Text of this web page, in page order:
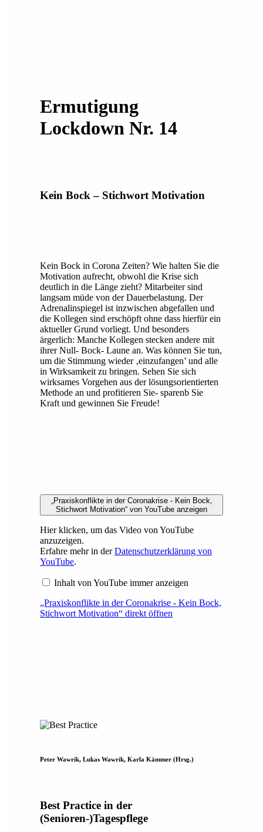
Ermutigung
Lockdown Nr. 14
Kein Bock – Stichwort Motivation
Kein Bock in Corona Zeiten? Wie halten Sie die
Motivation aufrecht, obwohl die Krise sich
deutlich in die Länge zieht? Mitarbeiter sind
langsam müde von der Dauerbelastung. Der
Adrenalinspiegel ist inzwischen abgefallen und
die Kollegen sind erschöpft ohne dass hierfür ein
aktueller Grund vorliegt. Und besonders
ärgerlich: Manche Kollegen stecken andere mit
ihrer Null- Bock- Laune an. Was können Sie tun,
um die Stimmung wieder ‚einzufangen’ und alle
in Wirksamkeit zu bringen. Sehen Sie sich
wirksames Vorgehen aus der lösungsorientierten
Methode an und profitieren Sie- sparenb Sie
Kraft und gewinnen Sie Freude!
„Praxiskonflikte in der Coronakrise - Kein Bock,
Stichwort Motivation“ von YouTube anzeigen
Hier klicken, um das Video von YouTube
anzuzeigen.
Erfahre mehr in derDatenschutzerklärung von
YouTube.
Inhalt von YouTube immer anzeigen
„Praxiskonflikte in der Coronakrise - Kein Bock,
Stichwort Motivation“ direkt öffnen
Peter Wawrik, Lukas Wawrik, Karla Kämmer (Hrsg.)
Best Practice in der
(Senioren-)Tagespflege